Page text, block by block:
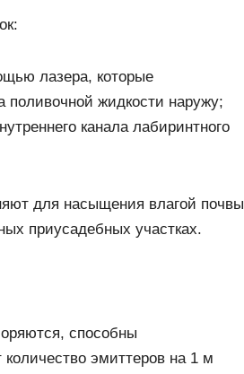
лазера, которые
поливочной жидкости наружу;
канала лабиринтного
для насыщения влагой почвы
приусадебных участках.
способны
эмиттеров на 1 м